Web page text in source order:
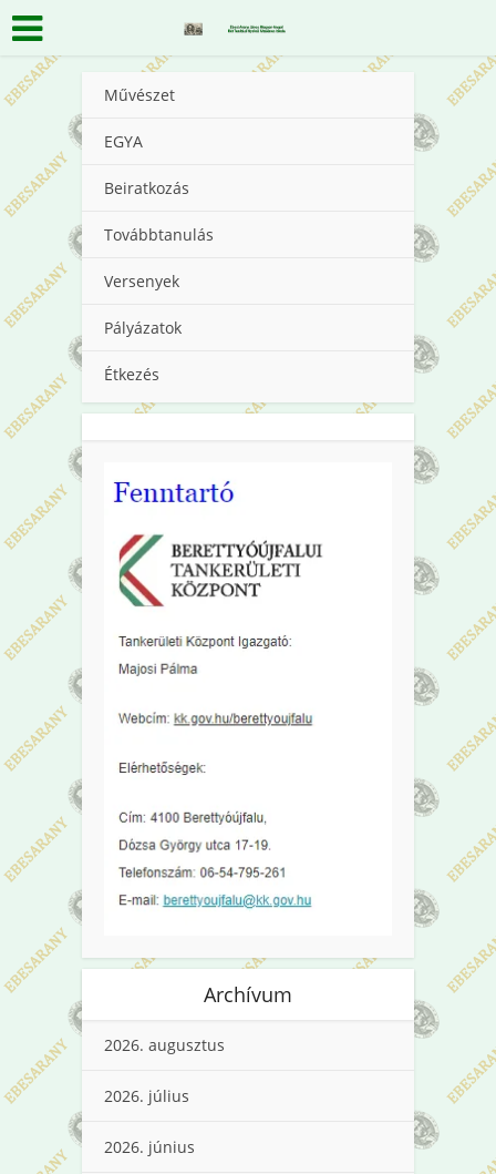
Művészet
EGYA
Beiratkozás
Továbbtanulás
Versenyek
Pályázatok
Étkezés
Archívum
2026. augusztus
2026. július
2026. június